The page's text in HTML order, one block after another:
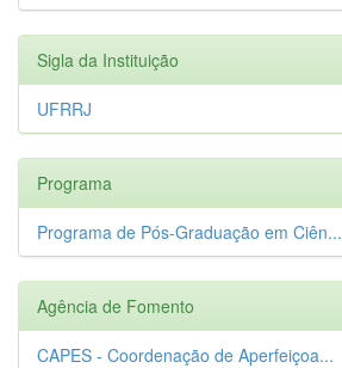
Sigla da Instituição
UFRRJ
Programa
Programa de Pós-Graduação em Ciên...
Agência de Fomento
CAPES - Coordenação de Aperfeiçoa...